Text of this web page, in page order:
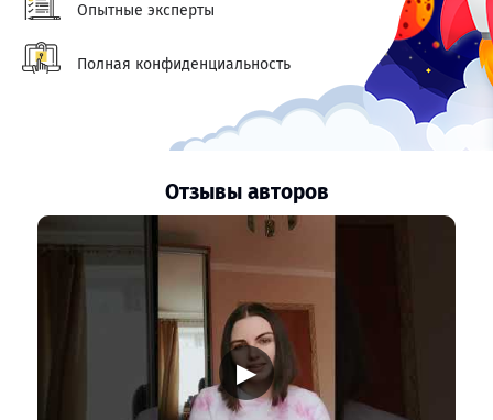
Опытные эксперты
Полная конфиденциальность
Отзывы авторов
▶